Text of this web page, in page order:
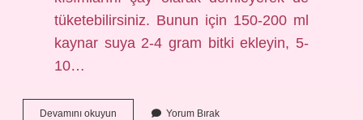
tüketebilirsiniz. Bunun için 150-200 ml
kaynar suya 2-4 gram bitki ekleyin, 5-
10…
Devamını okuyun Yorum Bırak